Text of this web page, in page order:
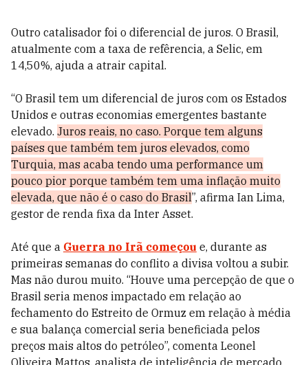
Outro catalisador foi o diferencial de juros. O Brasil,
atualmente com a taxa de refêrencia, a Selic, em
14,50%, ajuda a atrair capital.
“O Brasil tem um diferencial de juros com os Estados
Unidos e outras economias emergentes bastante
elevado. Juros reais, no caso. Porque tem alguns
países que também tem juros elevados, como
Turquia, mas acaba tendo uma performance um
pouco pior porque também tem uma inflação muito
elevada, que não é o caso do Brasil”, afirma Ian Lima,
gestor de renda fixa da Inter Asset.
Até que a Guerra no Irã começou e, durante as
primeiras semanas do conflito a divisa voltou a subir.
Mas não durou muito. “Houve uma percepção de que o
Brasil seria menos impactado em relação ao
fechamento do Estreito de Ormuz em relação à média
e sua balança comercial seria beneficiada pelos
preços mais altos do petróleo”, comenta Leonel
Oliveira Mattos, analista de inteligência de mercado